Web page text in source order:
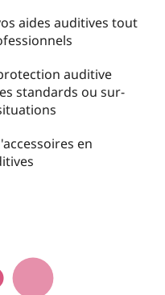
aides auditives tout
auditive
standards ou sur-
en